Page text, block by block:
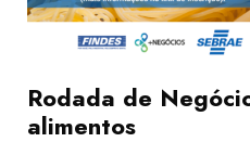
Rodada de
alimentos